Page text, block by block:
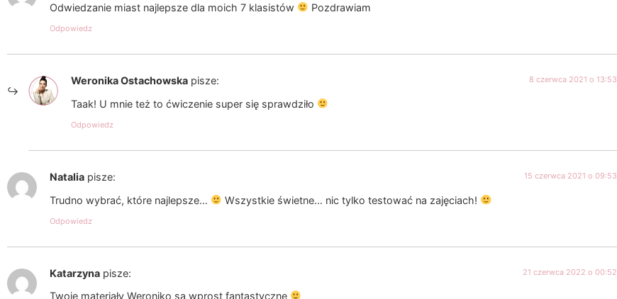
Odwiedzanie miast najlepsze dla moich 7 klasistów Pozdrawiam
Odpowiedz
Weronika Ostachowska pisze: 8 czerwca 2021 o 13:53
Taak! U mnie też to ćwiczenie super się sprawdziło
Odpowiedz
Natalia pisze: 15 czerwca 2021 o 09:53
Trudno wybrać, które najlepsze… Wszystkie świetne… nic tylko testować na zajęciach!
Odpowiedz
Katarzyna pisze: 21 czerwca 2022 o 00:52
Twoje materiały Weroniko są wprost fantastyczne